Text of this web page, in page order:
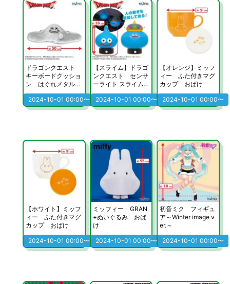
ドラゴンクエスト
キーボードクッショ
ン はぐれメタルが
あらわれた！
2024-10-01 00:00〜
【スライム】ドラゴ
ンクエスト センサ
ーライト スライム
＆キングスライム
2024-10-01 00:00〜
【オレンジ】ミッフ
ィー ふた付きマグ
カップ おばけ
2024-10-01 00:00〜
【ホワイト】ミッフ
ィー ふた付きマグ
カップ おばけ
2024-10-01 00:00〜
ミッフィー GRAN
+ぬいぐるみ おば
け
2024-10-01 00:00〜
初音ミク フィギュ
ア～Winter image v
er.～
2024-10-01 00:00〜